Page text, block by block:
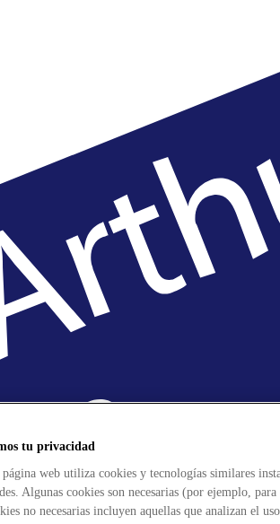
tu privacidad
página web utiliza cookies y tecnologías similares
Algunas cookies son necesarias (por ejemplo,
no necesarias incluyen aquellas que analizan el